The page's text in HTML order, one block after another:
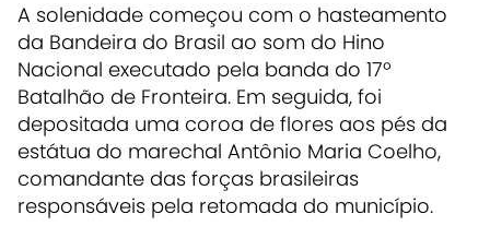
A solenidade começou com o hasteamento
da Bandeira do Brasil ao som do Hino
Nacional executado pela banda do 17º
Batalhão de Fronteira. Em seguida, foi
depositada uma coroa de flores aos pés da
estátua do marechal Antônio Maria Coelho,
comandante das forças brasileiras
responsáveis pela retomada do município.